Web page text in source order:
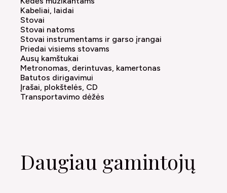
Kabeliai, laidai
Stovai
Stovai natoms
Stovai instrumentams ir garso įrangai
Priedai visiems stovams
Ausų kamštukai
Metronomas, derintuvas, kamertonas
Batutos dirigavimui
Įrašai, plokštelės, CD
Transportavimo dėžės
Daugiau gamintojų